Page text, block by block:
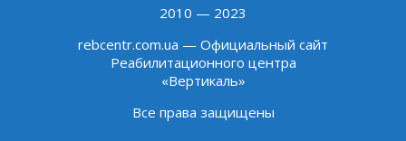
2010 — 2023
rebcentr.com.ua — Официальный сайт
Реабилитационного центра
«Вертикаль»
Все права защищены